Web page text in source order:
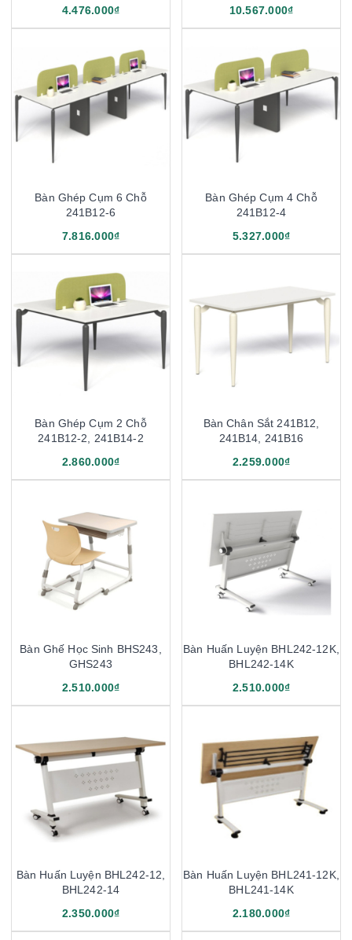
4.476.000₫ 10.567.000₫
Bàn Ghép Cụm 6 Chỗ
241B12-6
7.816.000₫
Bàn Ghép Cụm 4 Chỗ
241B12-4
5.327.000₫
Bàn Ghép Cụm 2 Chỗ
241B12-2, 241B14-2
2.860.000₫
Bàn Chân Sắt 241B12,
241B14, 241B16
2.259.000₫
Bàn Ghế Học Sinh BHS243,
GHS243
2.510.000₫
Bàn Huấn Luyện BHL242-12K,
BHL242-14K
2.510.000₫
Bàn Huấn Luyện BHL242-12,
BHL242-14
2.350.000₫
Bàn Huấn Luyện BHL241-12K,
BHL241-14K
2.180.000₫